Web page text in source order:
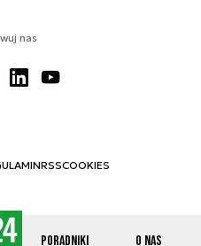
Poradniki O nas
nas
RSSCOOKIES